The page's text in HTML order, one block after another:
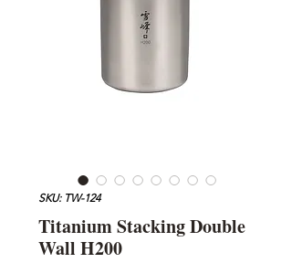
SKU: TW-124
Titanium Stacking Double
Wall H200